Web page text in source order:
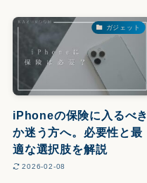
ガジェット
iPhoneの保険に入るべき
か迷う方へ。必要性と最
適な選択肢を解説
2026-02-08